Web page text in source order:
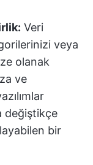
Veri
veya
olanak
ve
değiştikçe
bir